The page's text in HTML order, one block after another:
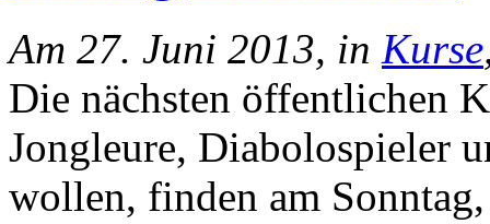
Am 27. Juni 2013, in Kurse
Die nächsten öffentlichen
Jongleure, Diabolospieler
wollen, finden am